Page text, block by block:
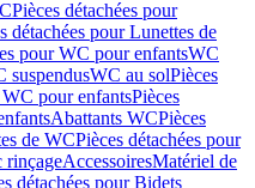
Pièces détachées pour
détachées pour Lunettes de
pour WC pour enfantsWC
suspendusWC au solPièces
pour enfantsPièces
Abattants WCPièces
de WCPièces détachées pour
rinçageAccessoiresMatériel de
détachées pour Bidets